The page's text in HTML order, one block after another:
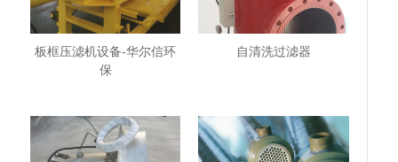
板框压滤机设备-华尔信环
保
自清洗过滤器